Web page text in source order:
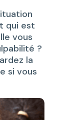
qui est
vous
?
la
si vous